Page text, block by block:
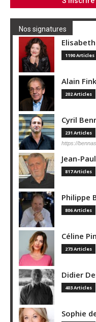
Nos signatures
1190 Articles
Alain
202 Articles
Cyril
231 Articles
https://
Jean-
817 Articles
Philippe
806 Articles
Céline
273 Articles
Didier
403 Articles
Sophie